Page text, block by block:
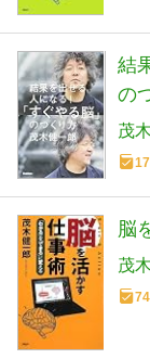
結
の
茂
脳
茂